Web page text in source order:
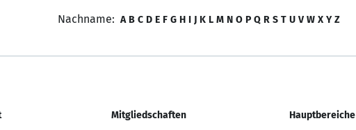
Nachname: A B C D E F G H I J K L M N O P Q R S T U V W X Y Z
Mitgliedschaften Hauptbereiche